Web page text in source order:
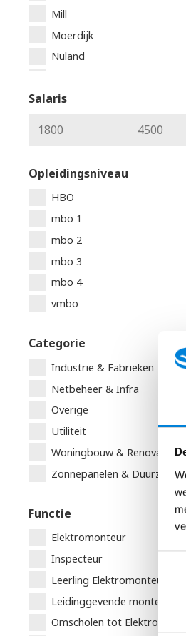
Mill
Moerdijk
Nuland
Oosterhout
Roermond
Roosendaal
Rotterdam
Sint-Oedenrode
Sprundel
Tilburg
Uden
Veghel
Veldhoven
Vught
Waalwijk
Weert
Wernhout
Zevenbergen
Salaris
Opleidingsniveau
HBO
mbo 1
mbo 2
mbo 3
mbo 4
vmbo
Categorie
Industrie & Fabrieken
Netbeheer & Infra
Overige
Utiliteit
Woningbouw & Renovatie
Zonnepanelen &
Functie
Elektromonteur
Inspecteur
Leerling Elektromonteur
Leidinggevende monteur
Omscholen tot